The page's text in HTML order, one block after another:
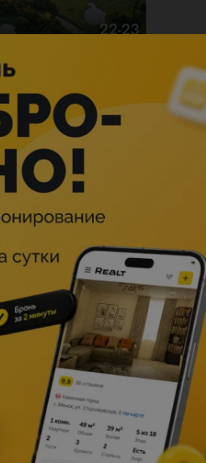
театр им. М. Н. Ермоловой
Лера Суркова;
февраля 2013 года: метеорит
и упал в озеро под
без трагических
становится отправной
герои сталкиваются с
и переживаниями.